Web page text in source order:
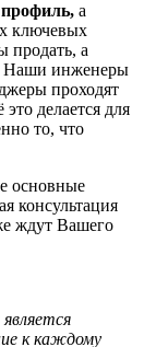
профиль, а
ключевых
продать, а
Наши инженеры
проходят
делается для
то, что
основные
консультация
ждут Вашего
к каждому